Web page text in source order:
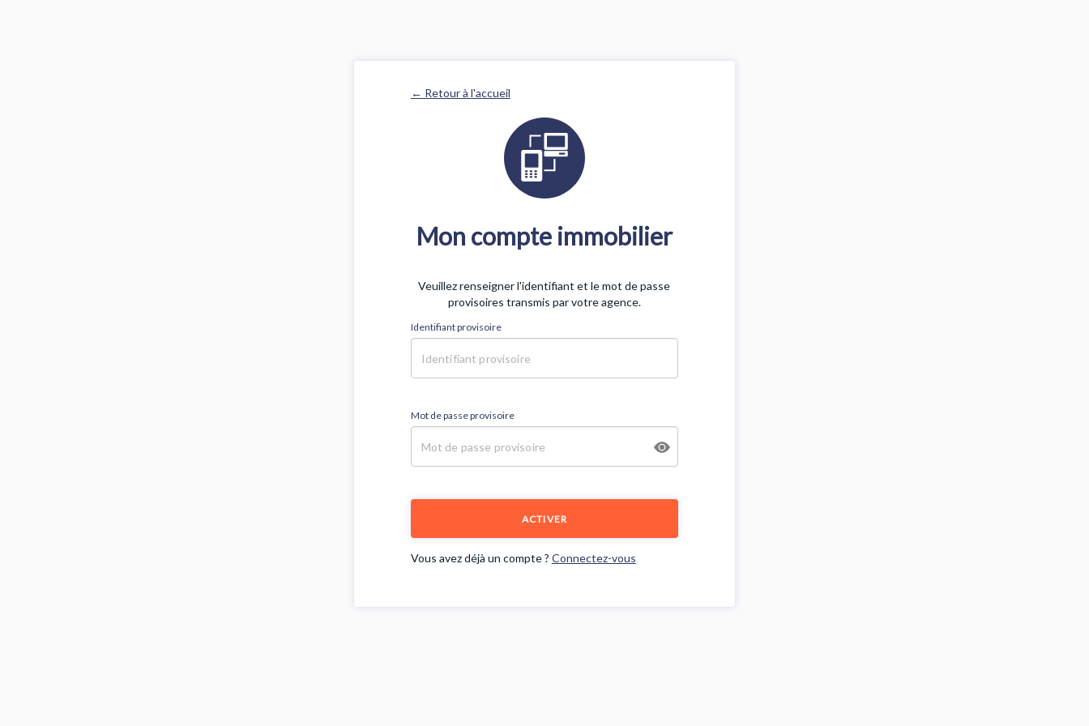
← Retour à l'accueil
Mon compte immobilier
Veuillez renseigner l'identifiant et le mot de passe
provisoires transmis par votre agence.
Identifiant provisoire
Mot de passe provisoire
ACTIVER
Vous avez déjà un compte ? Connectez-vous